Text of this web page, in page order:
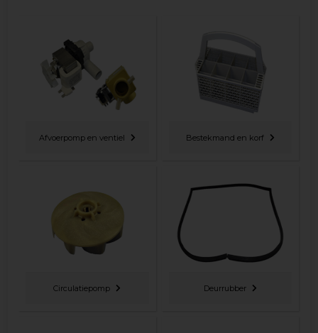
Afvoerpomp en ventiel Bestekmand en korf
Circulatiepomp Deurrubber